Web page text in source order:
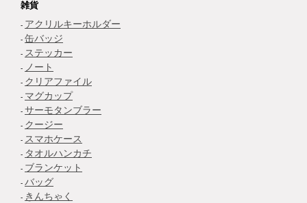
雑貨
アクリルキーホルダー
缶バッジ
ステッカー
ノート
クリアファイル
マグカップ
サーモタンブラー
クージー
スマホケース
タオルハンカチ
ブランケット
バッグ
きんちゃく